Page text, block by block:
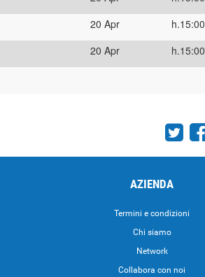
20 Apr h.15:00
20 Apr h.15:00
AZIENDA
Termini e condizioni
Chi siamo
Network
Collabora con noi